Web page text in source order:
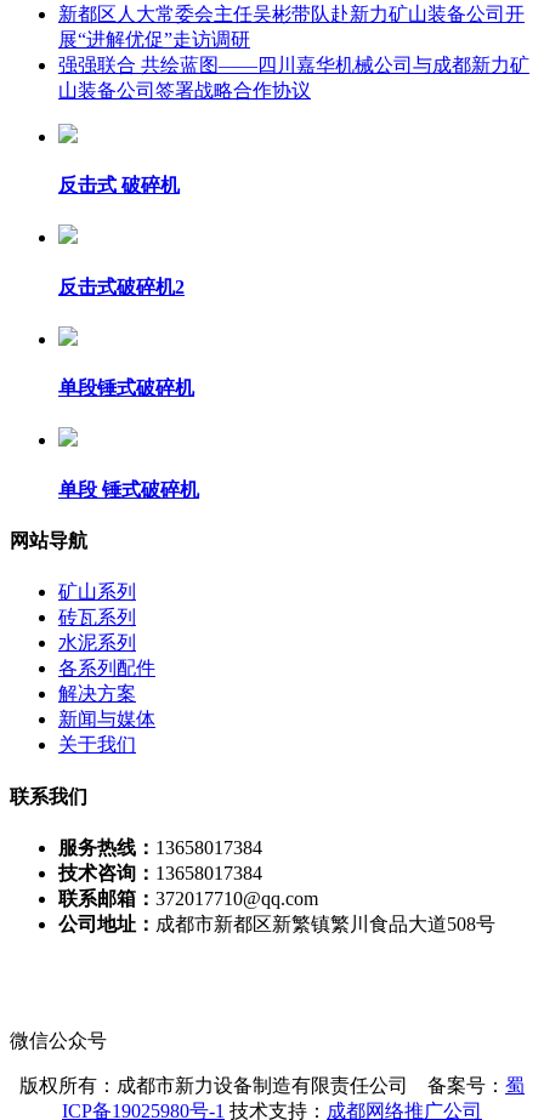
新都区人大常委会主任吴彬带队赴新力矿山装备公司开
展“进解优促”走访调研
强强联合 共绘蓝图——四川嘉华机械公司与成都新力矿
山装备公司签署战略合作协议
反击式 破碎机
反击式破碎机2
单段锤式破碎机
单段 锤式破碎机
网站导航
矿山系列
砖瓦系列
水泥系列
各系列配件
解决方案
新闻与媒体
关于我们
联系我们
服务热线： 13658017384
技术咨询： 13658017384
联系邮箱： 372017710@qq.com
公司地址： 成都市新都区新繁镇繁川食品大道508号
微信公众号
版权所有：成都市新力设备制造有限责任公司 备案号： 蜀
ICP备19025980号-1 技术支持： 成都网络推广公司